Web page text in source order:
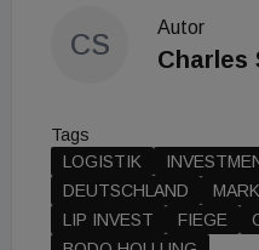
CS
Autor
Charles
Tags
LOGISTIK
DEUTSCHLAND
LIP INVEST
FIEGE